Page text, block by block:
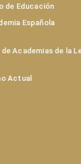
de Educación
Española
Academias de la
Actual